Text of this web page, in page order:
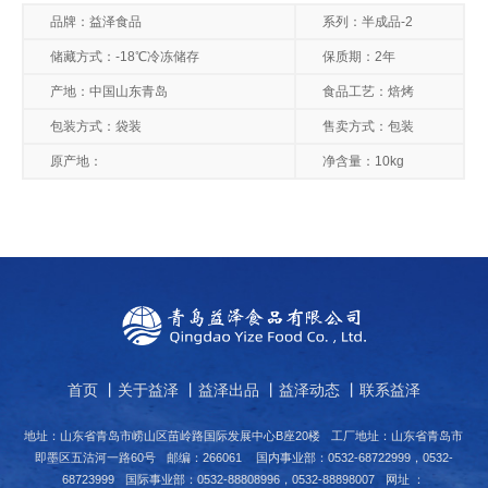
品牌：益泽食品 系列：半成品-2
储藏方式：-18℃冷冻储存 保质期：2年
产地：中国山东青岛 食品工艺：焙烤
包装方式：袋装 售卖方式：包装
原产地： 净含量：10kg
首页丨 关于益泽丨 益泽出品 益泽动态丨 联系益泽
地址：山东省青岛市崂山区苗岭路国际发展中心B座20楼
工厂地址：山东省青岛市
即墨区五沽河一路60号
邮编：266061
国内事业部：0532-68722999，0532-
68723999
国际事业部：0532-88808996，0532-88898007 网址 ：